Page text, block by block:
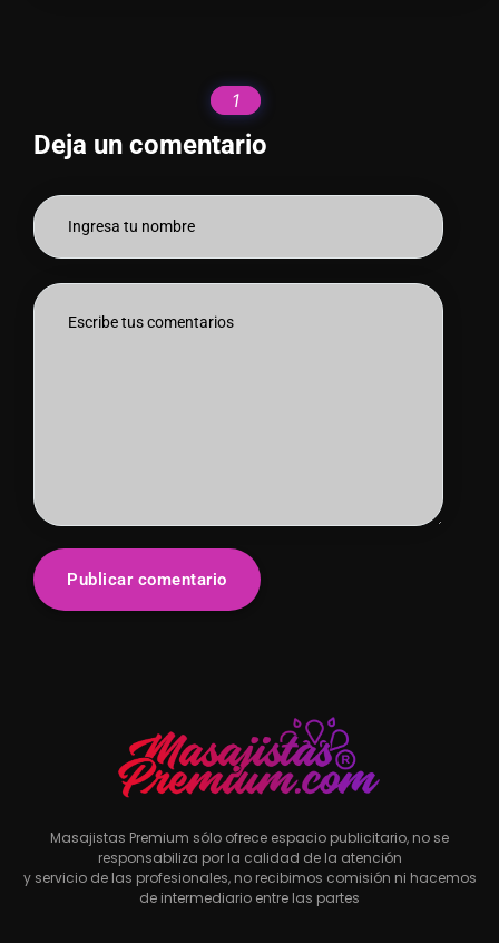
1
Deja un comentario
Masajistas Premium sólo ofrece espacio publicitario, no se
responsabiliza por la calidad de la atención
y servicio de las profesionales, no recibimos comisión ni hacemos
de intermediario entre las partes